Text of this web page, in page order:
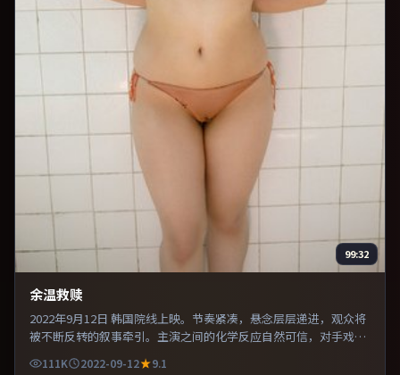
99:32
余温救赎
2022年9月12日 韩国院线上映。节奏紧凑，悬念层层递进，观众将
被不断反转的叙事牵引。主演之间的化学反应自然可信，对手戏张
111K 2022-09-12
9.1